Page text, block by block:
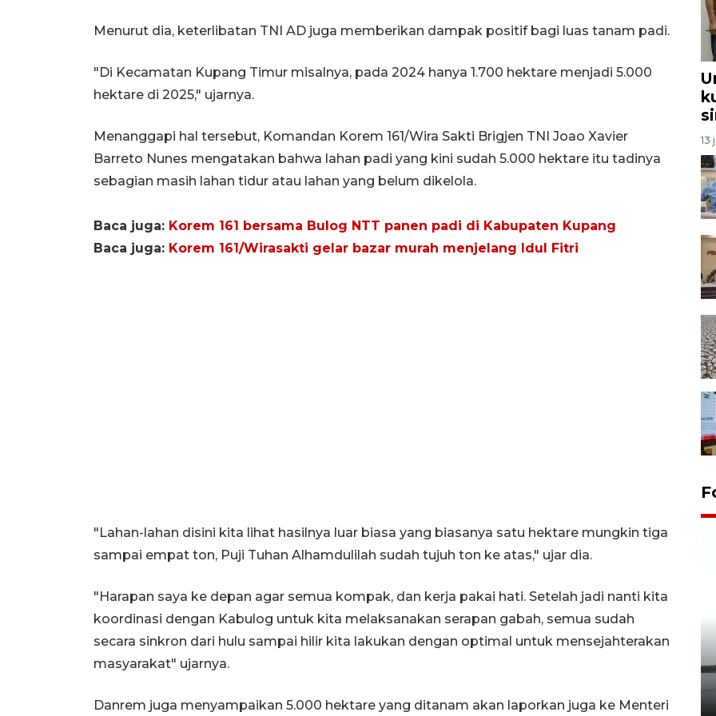
Menurut dia, keterlibatan TNI AD juga memberikan dampak positif bagi luas tanam padi.
"Di Kecamatan Kupang Timur misalnya, pada 2024 hanya 1.700 hektare menjadi 5.000
hektare di 2025," ujarnya.
Menanggapi hal tersebut, Komandan Korem 161/Wira Sakti Brigjen TNI Joao Xavier
Barreto Nunes mengatakan bahwa lahan padi yang kini sudah 5.000 hektare itu tadinya
sebagian masih lahan tidur atau lahan yang belum dikelola.
Baca juga: Korem 161 bersama Bulog NTT panen padi di Kabupaten Kupang
Baca juga: Korem 161/Wirasakti gelar bazar murah menjelang Idul Fitri
"Lahan-lahan disini kita lihat hasilnya luar biasa yang biasanya satu hektare mungkin tiga
sampai empat ton, Puji Tuhan Alhamdulilah sudah tujuh ton ke atas," ujar dia.
"Harapan saya ke depan agar semua kompak, dan kerja pakai hati. Setelah jadi nanti kita
koordinasi dengan Kabulog untuk kita melaksanakan serapan gabah, semua sudah
secara sinkron dari hulu sampai hilir kita lakukan dengan optimal untuk mensejahterakan
masyarakat" ujarnya.
Danrem juga menyampaikan 5.000 hektare yang ditanam akan laporkan juga ke Menteri
13
14 September 2025 9:27 WIB